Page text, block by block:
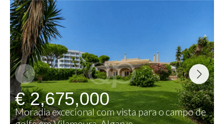
€ 2,675,000
Moradia excecional com vista para o campo de